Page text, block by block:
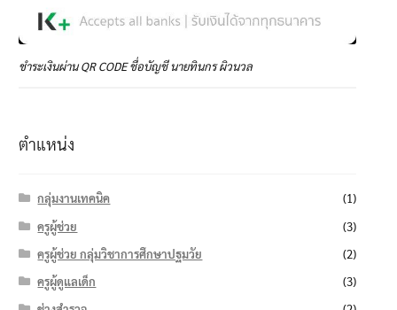
ชำระเงินผ่าน QR CODE ชื่อบัญชี นายทินกร ผิวนวล
ตำแหน่ง
กลุ่มงานเทคนิค
(1)
ครูผู้ช่วย
(3)
ครูผู้ช่วย กลุ่มวิชาการศึกษาปฐมวัย
(2)
ครูผู้ดูแลเด็ก
(3)